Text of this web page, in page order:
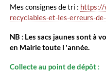
Mes consignes de tri : https://
recyclables-et-les-erreurs-
NB : Les sacs jaunes sont à
en Mairie toute l 'année.
Collecte au point de dépôt :